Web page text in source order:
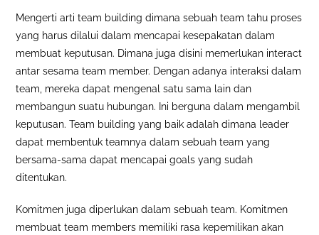
Mengerti arti team building dimana sebuah team tahu proses
yang harus dilalui dalam mencapai kesepakatan dalam
membuat keputusan. Dimana juga disini memerlukan interact
antar sesama team member. Dengan adanya interaksi dalam
team, mereka dapat mengenal satu sama lain dan
membangun suatu hubungan. Ini berguna dalam mengambil
keputusan. Team building yang baik adalah dimana leader
dapat membentuk teamnya dalam sebuah team yang
bersama-sama dapat mencapai goals yang sudah
ditentukan.
Komitmen juga diperlukan dalam sebuah team. Komitmen
membuat team members memiliki rasa kepemilikan akan